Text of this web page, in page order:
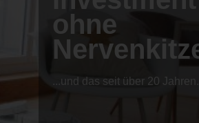
ohne
...und das seit über 20 Jahren.